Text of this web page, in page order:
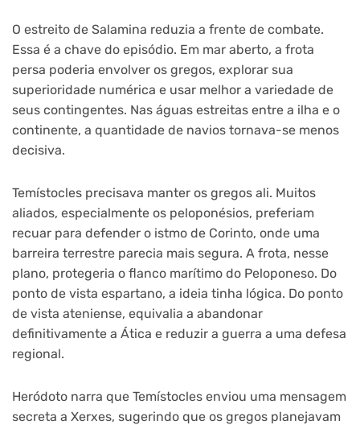
O estreito de Salamina reduzia a frente de combate.
Essa é a chave do episódio. Em mar aberto, a frota
persa poderia envolver os gregos, explorar sua
superioridade numérica e usar melhor a variedade de
seus contingentes. Nas águas estreitas entre a ilha e o
continente, a quantidade de navios tornava-se menos
decisiva.
Temístocles precisava manter os gregos ali. Muitos
aliados, especialmente os peloponésios, preferiam
recuar para defender o istmo de Corinto, onde uma
barreira terrestre parecia mais segura. A frota, nesse
plano, protegeria o flanco marítimo do Peloponeso. Do
ponto de vista espartano, a ideia tinha lógica. Do ponto
de vista ateniense, equivalia a abandonar
definitivamente a Ática e reduzir a guerra a uma defesa
regional.
Heródoto narra que Temístocles enviou uma mensagem
secreta a Xerxes, sugerindo que os gregos planejavam